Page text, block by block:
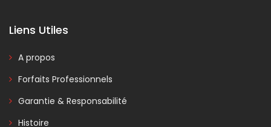
Liens Utiles
A propos
Forfaits Professionnels
Garantie & Responsabilité
Histoire